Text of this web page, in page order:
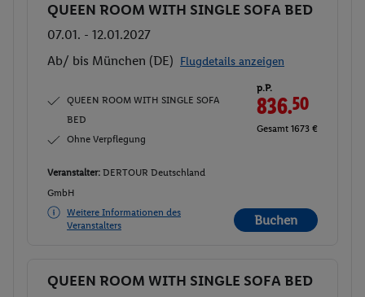
Buchen
QUEEN ROOM WITH SINGLE SOFA BED
07.01. - 12.01.2027
Ab/ bis München (DE) Flugdetails anzeigen
QUEEN ROOM WITH SINGLE SOFA
BED
Ohne Verpflegung
p.P.
836.50
Gesamt 1673 €
Veranstalter: DERTOUR Deutschland
GmbH
Weitere Informationen des
Veranstalters
Buchen
Buchen
QUEEN ROOM WITH SINGLE SOFA BED